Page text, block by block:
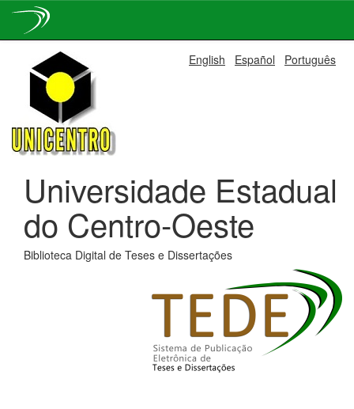
navigation
English Español Português
Universidade Estadual
do Centro-Oeste
Biblioteca Digital de Teses e Dissertações